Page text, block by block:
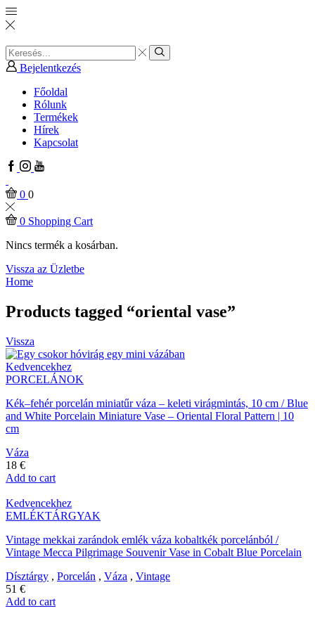
Search
input
Search
Bejelentkezés
Főoldal
Rólunk
Termékek
Hírek
Kapcsolat
Facebook
Instagram
Youtube
0 0
0 Shopping Cart
Nincs termék a kosárban.
Vissza az Üzletbe
Home
Products tagged “oriental vase”
Vissza
Kedvencekhez
PORCELÁNOK
Kék–fehér porcelán miniatűr váza – keleti virágmintás, 10 cm / Blue
and White Porcelain Miniature Vase – Oriental Floral Pattern | 10
cm
Váza
18 €
Add to cart
Kedvencekhez
EMLÉKTÁRGYAK
Vintage mekkai zarándok emlék váza kobaltkék porcelánból /
Vintage Mecca Pilgrimage Souvenir Vase in Cobalt Blue Porcelain
Dísztárgy , Porcelán , Váza , Vintage
51 €
Add to cart